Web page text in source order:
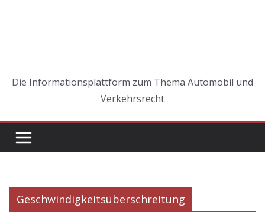
Die Informationsplattform zum Thema Automobil und
Verkehrsrecht
Geschwindigkeitsüberschreitung